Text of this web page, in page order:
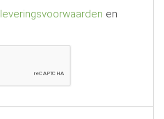
leveringsvoorwaarden en